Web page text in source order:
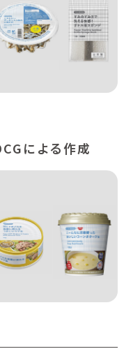
による作成